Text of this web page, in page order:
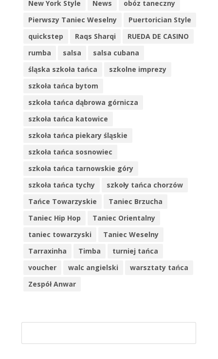
New York Style
News
obóz taneczny
Pierwszy Taniec Weselny
Puertorician Style
quickstep
Raqs Sharqi
RUEDA DE CASINO
rumba
salsa
salsa cubana
śląska szkoła tańca
szkolne imprezy
szkoła tańca bytom
szkoła tańca dąbrowa górnicza
szkoła tańca katowice
szkoła tańca piekary śląskie
szkoła tańca sosnowiec
szkoła tańca tarnowskie góry
szkoła tańca tychy
szkoły tańca chorzów
Tańce Towarzyskie
Taniec Brzucha
Taniec Hip Hop
Taniec Orientalny
taniec towarzyski
Taniec Weselny
Tarraxinha
Timba
turniej tańca
voucher
walc angielski
warsztaty tańca
Zespół Anwar